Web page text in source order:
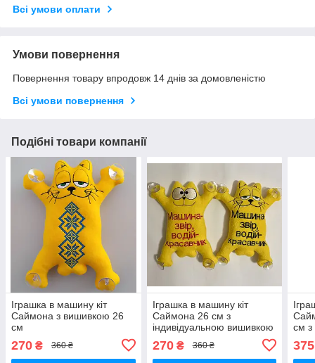
Всі умови оплати
Умови повернення
Повернення товару впродовж 14 днів за домовленістю
Всі умови повернення
Подібні товари компанії
Іграшка в машину кіт
Саймона з вишивкою 26
см
270 ₴ 360 ₴
Іграшка в машину кіт
Саймона 26 см з
індивідуальною вишивкою
270₴ 360 ₴
см з
375